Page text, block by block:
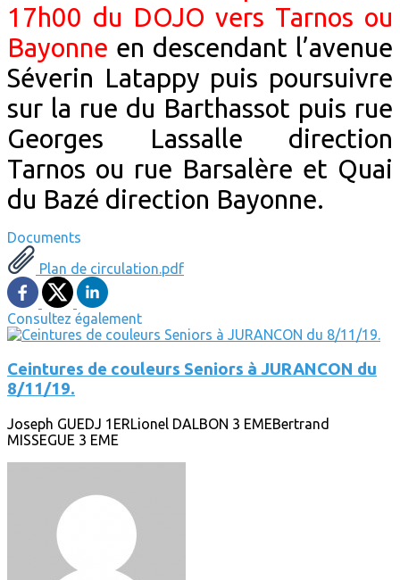
17h00 du DOJO vers Tarnos ou
Bayonne en descendant l’avenue
Séverin Latappy puis poursuivre
sur la rue du Barthassot puis rue
Georges Lassalle direction
Tarnos ou rue Barsalère et Quai
du Bazé direction Bayonne.
Documents
Plan de circulation.pdf
Consultez également
Ceintures de couleurs Seniors à JURANCON du
8/11/19.
Joseph GUEDJ 1ERLionel DALBON 3 EMEBertrand
MISSEGUE 3 EME